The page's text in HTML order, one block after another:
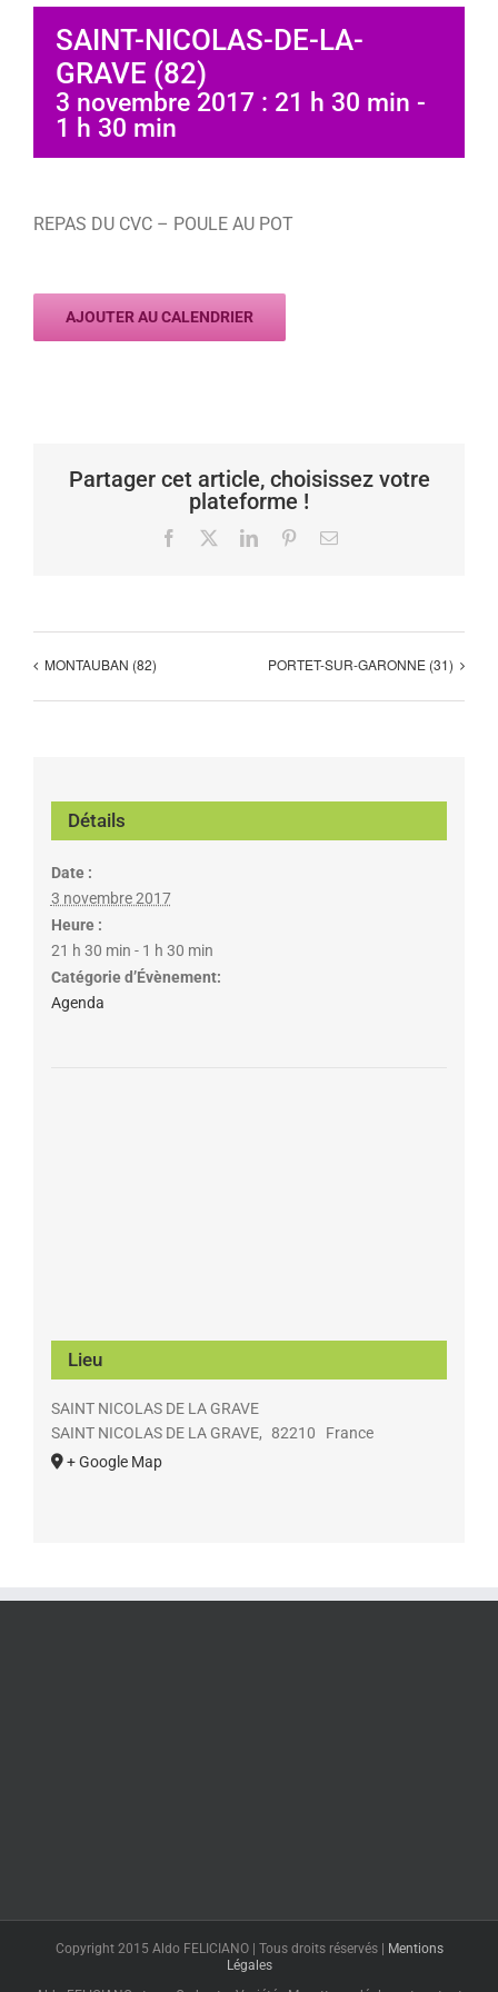
SAINT-NICOLAS-DE-LA-
GRAVE (82)
3 novembre 2017 : 21 h 30 min -
1 h 30 min
REPAS DU CVC – POULE AU POT
AJOUTER AU CALENDRIER
Partager cet article, choisissez votre
plateforme !
Facebook LinkedInPinterestEmail
MONTAUBAN (82) PORTET-SUR-GARONNE (31)
Détails
Date :
3 novembre 2017
Heure :
21 h 30 min - 1 h 30 min
Catégorie d’Évènement:
Agenda
Lieu
SAINT NICOLAS DE LA GRAVE
SAINT NICOLAS DE LA GRAVE, 82210
France
+ Google Map
Copyright 2015 Aldo FELICIANO | Tous droits réservés |
Mentions
Légales